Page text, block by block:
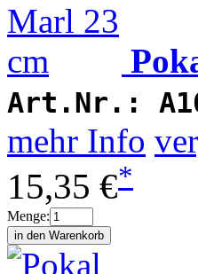
Art.Nr.:
mehr Info
15,35 €*
Menge: